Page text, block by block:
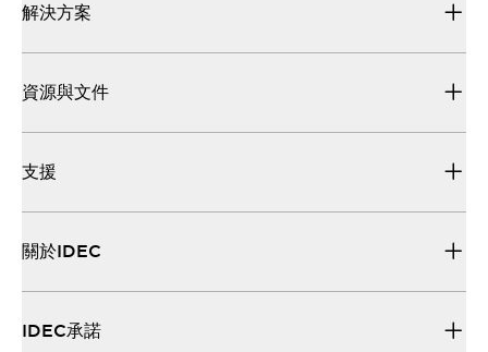
解決方案
資源與文件
支援
關於IDEC
IDEC承諾